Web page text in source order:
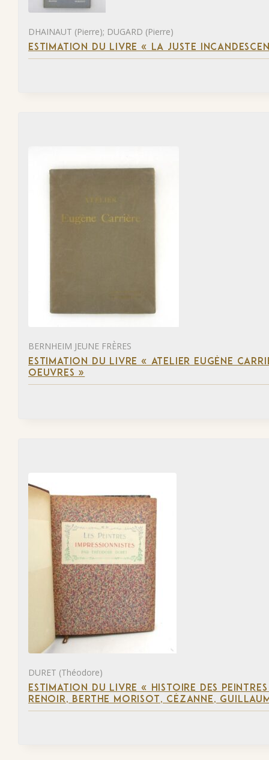
DHAINAUT (Pierre); DUGARD (Pierre)
ESTIMATION DU LIVRE « LA JUSTE
BERNHEIM JEUNE FRÈRES
ESTIMATION DU LIVRE « ATELIER EUGÈNE
OEUVRES »
DURET (Théodore)
ESTIMATION DU LIVRE « HISTOIRE DES
RENOIR, BERTHE MORISOT, CÉZANNE,